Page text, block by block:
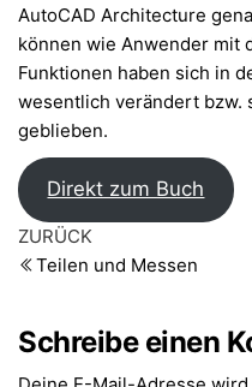
AutoCAD Architecture
können wie Anwender mit
Funktionen haben sich in
wesentlich verändert bzw.
geblieben.
Direkt zum Buch
Vorheriger
Beitrag
ZURÜCK
Teilen und Messen
Schreibe einen